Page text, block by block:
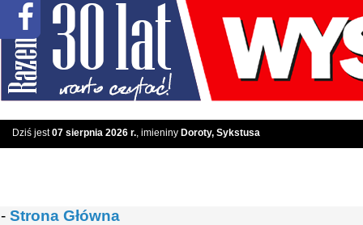
Dziś jest07 sierpnia 2026 r., imieniny Doroty, Sykstusa
- Strona Główna